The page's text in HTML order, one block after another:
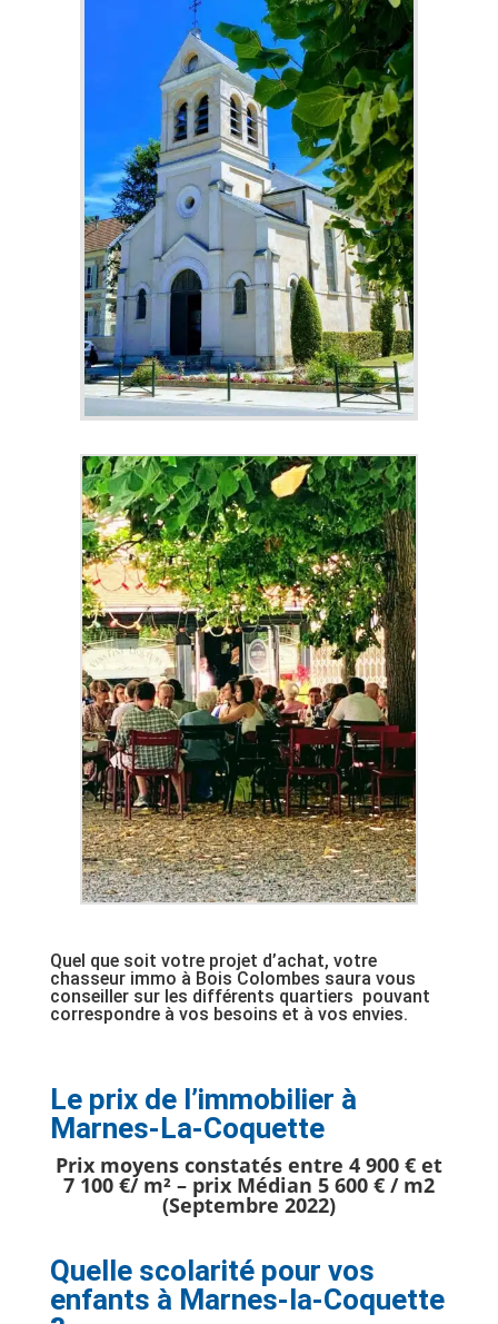
Quel que soit votre projet d’achat, votre
chasseur immo à Bois Colombes saura vous
conseiller sur les différents quartiers pouvant
correspondre à vos besoins et à vos envies.
Le prix de l’immobilier à
Marnes-La-Coquette
Prix moyens constatés entre 4 900 € et
7 100 €/ m² – prix Médian 5 600 € / m2
(Septembre 2022)
Quelle scolarité pour vos
enfants à Marnes-la-Coquette